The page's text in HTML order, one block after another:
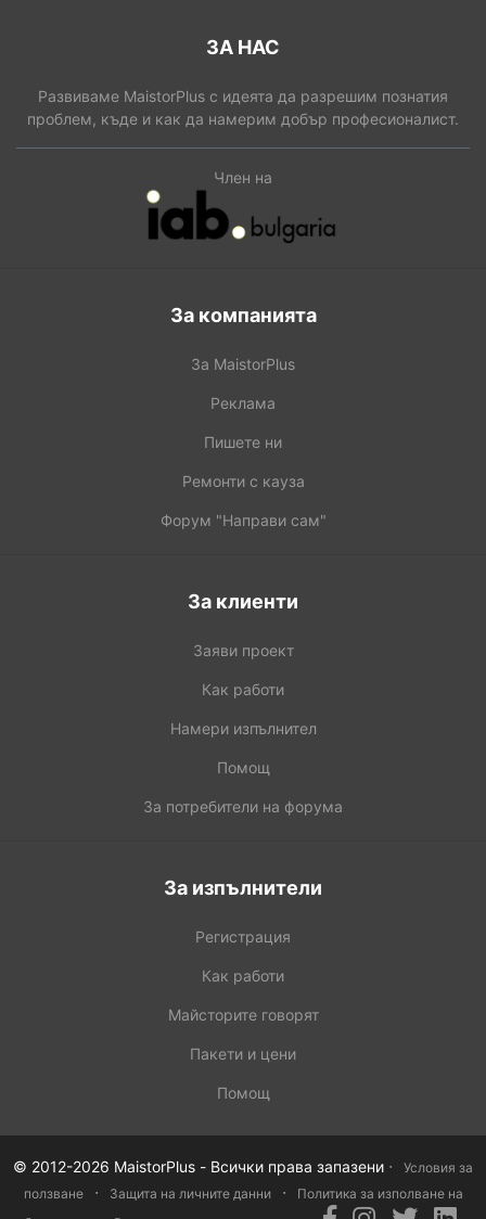
ЗА НАС
Развиваме MaistorPlus с идеята да разрешим познатия
проблем, къде и как да намерим добър професионалист.
Член на
За компанията
За MaistorPlus
Реклама
Пишете ни
Ремонти с кауза
Форум "Направи сам"
За клиенти
Заяви проект
Как работи
Намери изпълнител
Помощ
За потребители на форума
За изпълнители
Регистрация
Как работи
Майсторите говорят
Пакети и цени
Помощ
© 2012-2026 MaistorPlus - Всички права запазени ·
Условия за
ползване
· Защита на личните данни ·
Политика за изполване на